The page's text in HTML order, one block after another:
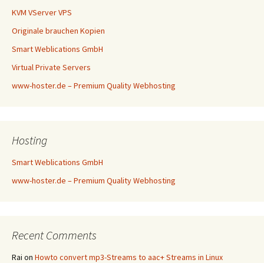
KVM VServer VPS
Originale brauchen Kopien
Smart Weblications GmbH
Virtual Private Servers
www-hoster.de – Premium Quality Webhosting
Hosting
Smart Weblications GmbH
www-hoster.de – Premium Quality Webhosting
Recent Comments
Rai on Howto convert mp3-Streams to aac+ Streams in Linux